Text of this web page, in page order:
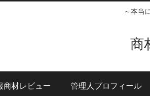
～本当
商
商材レビュー 管理人プロフィール